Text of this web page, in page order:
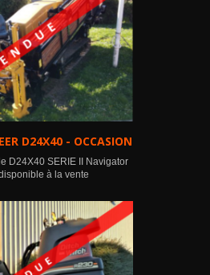
D24X40 - OCCASION
D24X40 SERIE II Navigator
à la vente